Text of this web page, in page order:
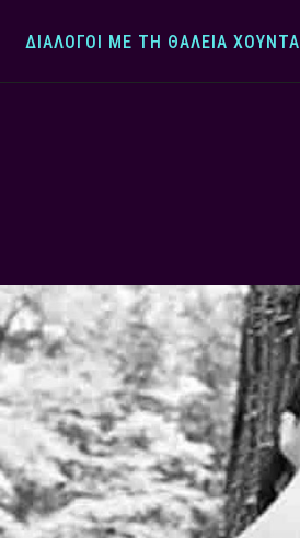
ΔΙΆΛΟΓΟΙ ΜΕ ΤΗ ΘΆΛΕΙΑ ΧΟΎΝΤΑ